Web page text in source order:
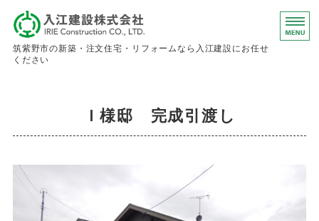
入江建設株
筑紫野市の新築・注文住宅・リフォームなら入江建設にお任せ
ください
お問い合わせ
求人情報
Ｉ様邸 完成引渡し